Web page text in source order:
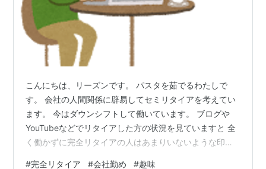
こんにちは、リーズンです。 パスタを茹でるわたしで
す。 会社の人間関係に辟易してセミリタイアを考えてい
ます。 今はダウンシフトして働いています。 ブログや
YouTubeなどでリタイアした方の状況を見ていますと 全
く働かずに完全リタイアの人はあまりいないような印象
#完全リタイア #会社勤め #趣味